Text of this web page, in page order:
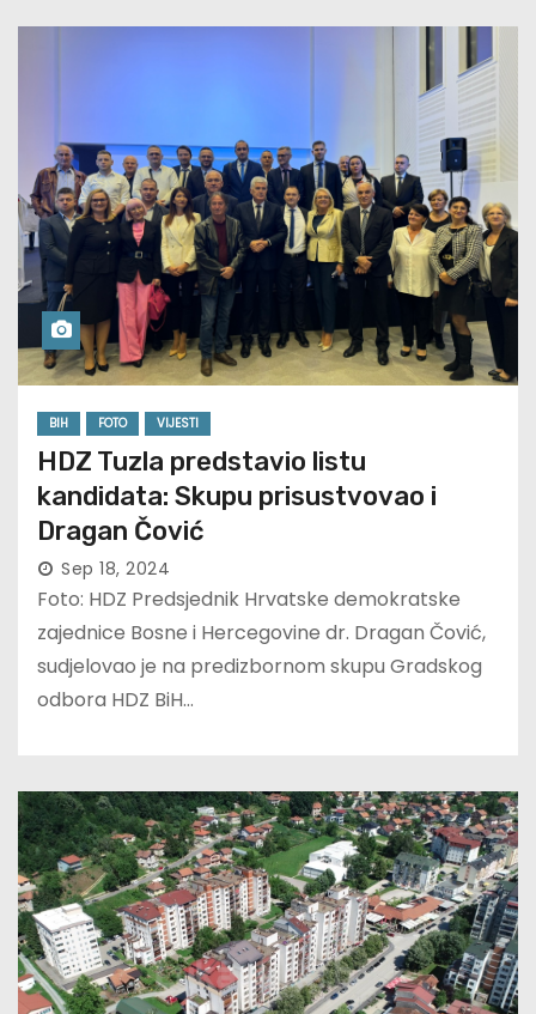
BIH FOTO VIJESTI
HDZ Tuzla predstavio listu
kandidata: Skupu prisustvovao i
Dragan Čović
Sep 18, 2024
Foto: HDZ Predsjednik Hrvatske demokratske
zajednice Bosne i Hercegovine dr. Dragan Čović,
sudjelovao je na predizbornom skupu Gradskog
odbora HDZ BiH…